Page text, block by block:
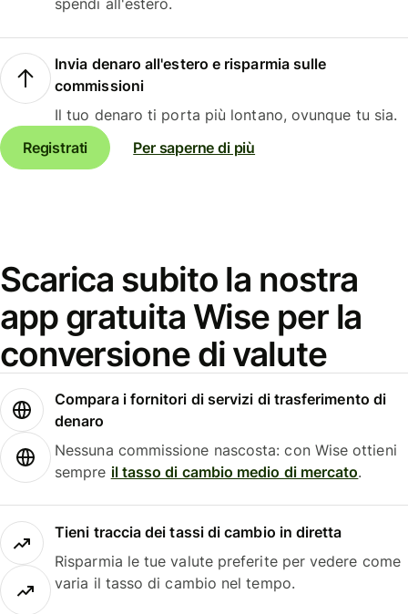
spendi all'estero.
Invia denaro all'estero e risparmia sulle
commissioni
Il tuo denaro ti porta più lontano, ovunque tu sia.
Registrati
Per saperne di più
Scarica subito la nostra
app gratuita Wise per la
conversione di valute
Compara i fornitori di servizi di trasferimento di
denaro
Nessuna commissione nascosta: con Wise ottieni
sempre il tasso di cambio medio di mercato.
Tieni traccia dei tassi di cambio in diretta
Risparmia le tue valute preferite per vedere come
varia il tasso di cambio nel tempo.